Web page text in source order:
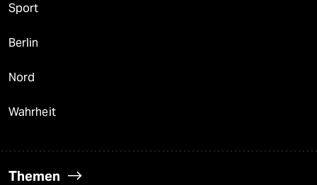
Sport
Berlin
Nord
Wahrheit
Themen